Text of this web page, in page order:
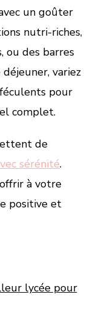
un goûter
nutri-riches,
ou des barres
variez
pour
complet.
de
sérénité.
à votre
positive et
lycée pour